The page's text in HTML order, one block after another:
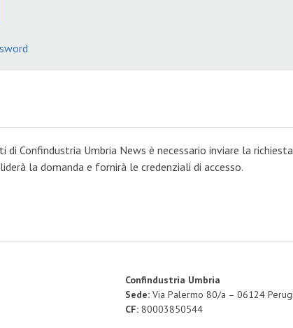
di Confindustria Umbria News è necessario inviare la
la domanda e fornirà le credenziali di accesso.
Confindustria Umbria
Sede: Via Palermo 80/a – 06124
CF: 80003850544